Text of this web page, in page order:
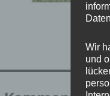
Wir
und